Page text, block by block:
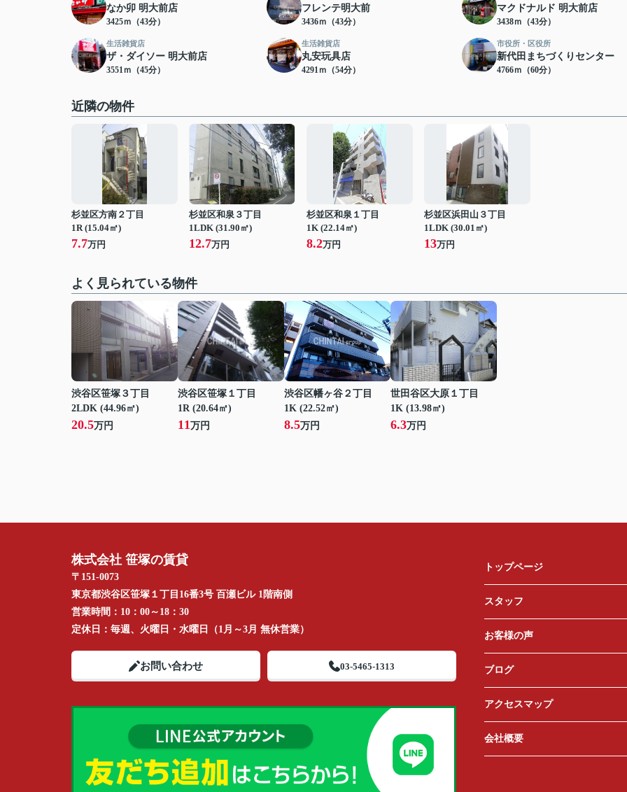
なか卯 明大前店
3425ｍ（43分）
フレンテ明大前
3436ｍ（43分）
マクドナルド 明大前店
3438ｍ（43分）
生活雑貨店
ザ・ダイソー 明大前店
3551ｍ（45分）
生活雑貨店
丸安玩具店
4291ｍ（54分）
市役所・区役所
新代田まちづくりセンター
4766ｍ（60分）
近隣の物件
杉並区方南２丁目
1R (15.04㎡)
7.7万円
杉並区和泉３丁目
1LDK (31.90㎡)
12.7万円
杉並区和泉１丁目
1K (22.14㎡)
8.2万円
杉並区浜田山３丁目
1LDK (30.01㎡)
13万円
よく見られている物件
渋谷区笹塚３丁目
2LDK (44.96㎡)
20.5万円
渋谷区笹塚１丁目
1R (20.64㎡)
11万円
渋谷区幡ヶ谷２丁目
1K (22.52㎡)
8.5万円
世田谷区大原１丁目
1K (13.98㎡)
6.3万円
株式会社 笹塚の賃貸
〒151-0073
東京都渋谷区笹塚１丁目16番3号 百瀬ビル 1階南側
営業時間： 10：00～18：30
定休日： 毎週、火曜日・水曜日（1月～3月 無休営業）
お問い合わせ 03-5465-1313
トップページ
スタッフ
お客様の声
ブログ
アクセスマップ
会社概要